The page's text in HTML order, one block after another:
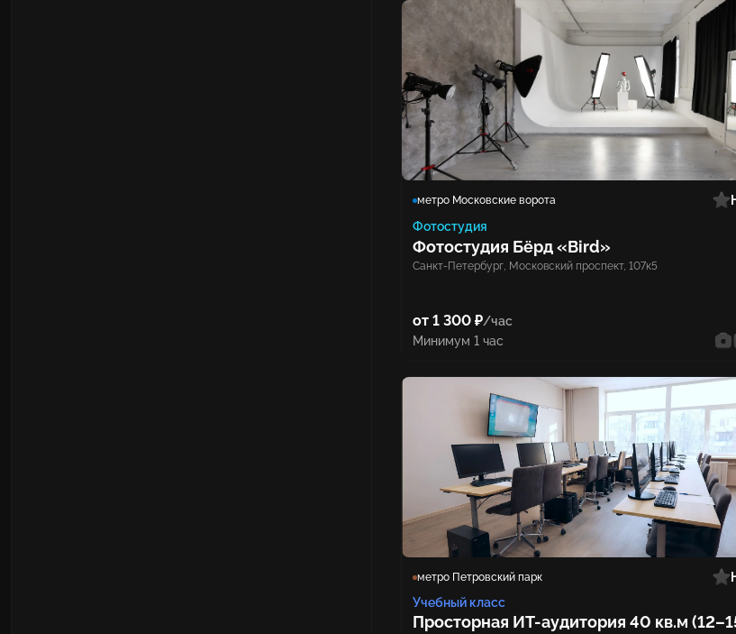
метро Московские ворота
Фотостудия
Фотостудия Бёрд «Bird»
Санкт-Петербург, Московский проспект, 107к5
от 1 300 ₽/час
Минимум 1 час
метро Петровский парк
Учебный класс
Просторная ИТ-аудитория 40 кв.м